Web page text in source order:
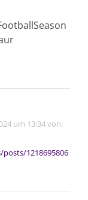
um 13:34 von:
1218695806